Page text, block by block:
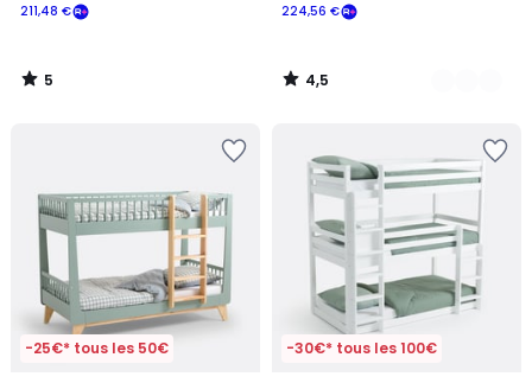
211,48 €
5
/
224,56 €
4,5
/
-25€* tous les 50€ -30€* tous les 100€